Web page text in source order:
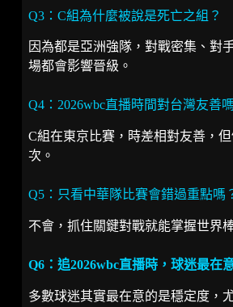
Q3：C組為什麼被說是死亡之組？
因為都是亞洲強隊，對戰密集、對
場都會影響晉級。
Q4：2026wbc直播時間對台灣友善
C組在東京比賽，時差相對友善，
次。
Q5：只看中華隊比賽會錯過重點嗎
不會，抓住關鍵對戰就能掌握世界
Q6：追2026wbc直播時，球迷最在
多數球迷其實最在意的是穩定度，